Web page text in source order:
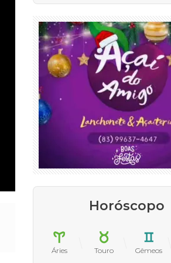
Horóscopo
Áries Touro Gêmeos